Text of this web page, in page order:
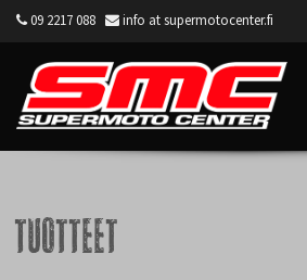
09 2217 088 info at supermotocenter.fi
Tuotteet